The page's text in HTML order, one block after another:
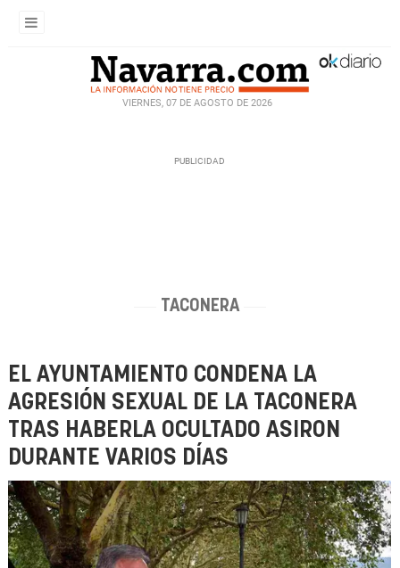
VIERNES, 07 DE AGOSTO DE 2026
TACONERA
EL AYUNTAMIENTO CONDENA LA
AGRESIÓN SEXUAL DE LA TACONERA
TRAS HABERLA OCULTADO ASIRON
DURANTE VARIOS DÍAS